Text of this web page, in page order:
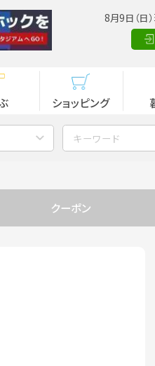
8月9日（日
ショッピング
クーポン